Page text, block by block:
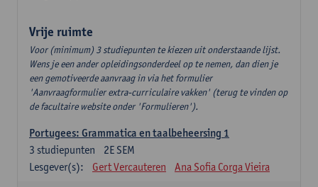
Vrije ruimte
Voor (minimum) 3 studiepunten te kiezen uit onderstaande lijst.
Wens je een ander opleidingsonderdeel op te nemen, dan dien je
een gemotiveerde aanvraag in via het formulier
'Aanvraagformulier extra-curriculaire vakken' (terug te vinden op
de facultaire website onder 'Formulieren').
Portugees: Grammatica en taalbeheersing 1
2E SEM
3 studiepunten
Lesgever(s):
Gert Vercauteren Ana Sofia Corga Vieira